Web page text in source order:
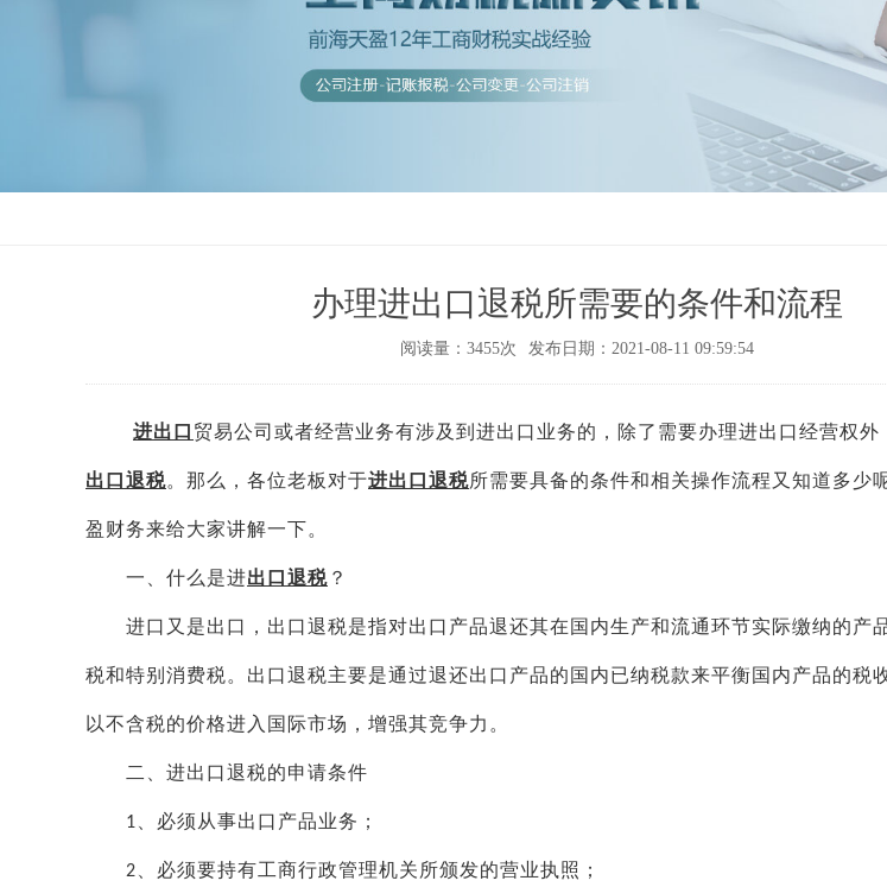
办理进出口退税所需要的条件和流程
阅读量：3455次 发布日期：2021-08-11 09:59:54
进出口 贸易公司或者经营业务有涉及到进出口业务的，除了需要办理进出口经营权外
出口退税。那么，各位老板对于进出口退税所需要具备的条件和相关操作流程又知道多少
盈财务来给大家讲解一下。
一、什么是进出口退税 ？
进口又是出口，出口退税是指对出口产品退还其在国内生产和流通环节实际缴纳的产
税和特别消费税。出口退税主要是通过退还出口产品的国内已纳税款来平衡国内产品的税
以不含税的价格进入国际市场，增强其竞争力。
二、进出口退税的申请条件
1 、必须从事出口产品业务；
2 、必须要持有工商行政管理机关所颁发的营业执照；